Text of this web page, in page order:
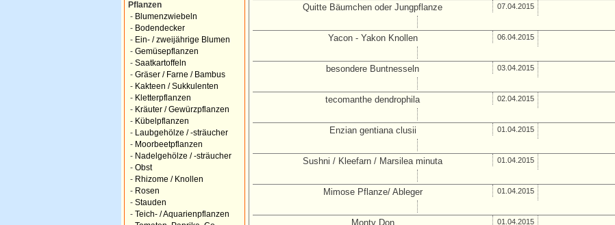
Pflanzen
- Blumenzwiebeln
- Bodendecker
- Ein- / zweijährige Blumen
- Gemüsepflanzen
- Saatkartoffeln
- Gräser / Farne / Bambus
- Kakteen / Sukkulenten
- Kletterpflanzen
- Kräuter / Gewürzpflanzen
- Kübelpflanzen
-
Laubgehölze / -sträucher
- Moorbeetpflanzen
- Nadelgehölze / -sträucher
- Obst
- Rhizome / Knollen
- Rosen
- Stauden
- Teich- / Aquarienpflanzen
Quitte Bäumchen oder Jungpflanze 07.04.2015
Yacon - Yakon Knollen 06.04.2015
besondere Buntnesseln 03.04.2015
tecomanthe dendrophila 02.04.2015
Enzian gentiana clusii 01.04.2015
Sushni / Kleefarn / Marsilea minuta 01.04.2015
Mimose Pflanze/ Ableger 01.04.2015
Monty Don 01.04.2015